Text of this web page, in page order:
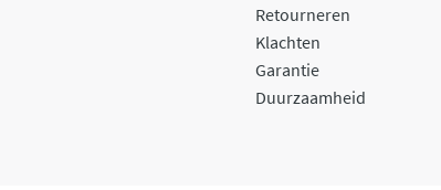
Retourneren
Klachten
Garantie
Duurzaamheid